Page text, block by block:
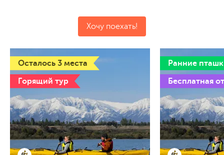
Хочу поехать!
Осталось 3 места
Горящий тур
Ранние
Бесплатная